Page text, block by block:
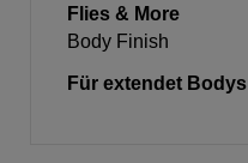
Flies & More
Body Finish
Für extendet Bodys